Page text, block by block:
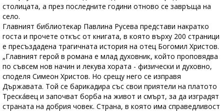
столицата, а през последните години отново се завръща на
село.
Главният библиотекар Павлина Русева представи накратко
госта и прочете откъс от книгата, в която върху 200 страници
е пресъздадена трагичната история на отец Богомил Христов.
„Главният герой в романа е млад духовник, който проповядва
по съвсем нов начин и лекува хората - физически и духовно,
споделя Симеон Христов. Но срещу него се изправя
Държавата. Той се барикадира със свои приятели на платото
Треска́вец и започват борба на живот и смърт, за да изградят
страната на добрия човек. Страна, в която има справедливост